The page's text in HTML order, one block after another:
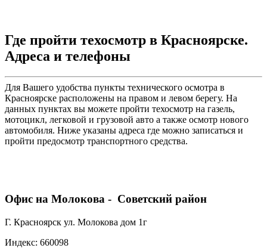
Где пройти техосмотр в Красноярске.
Адреса и телефоны
Для Вашего удобства пункты технического осмотра в
Красноярске расположены на правом и левом берегу. На
данных пунктах вы можете пройти техосмотр на газель,
мотоцикл, легковой и грузовой авто а также осмотр нового
автомобиля. Ниже указаны адреса где можно записаться и
пройти предосмотр транспортного средства.
Офис на Молокова - Советский район
Г. Красноярск ул. Молокова дом 1г
Индекс: 660098